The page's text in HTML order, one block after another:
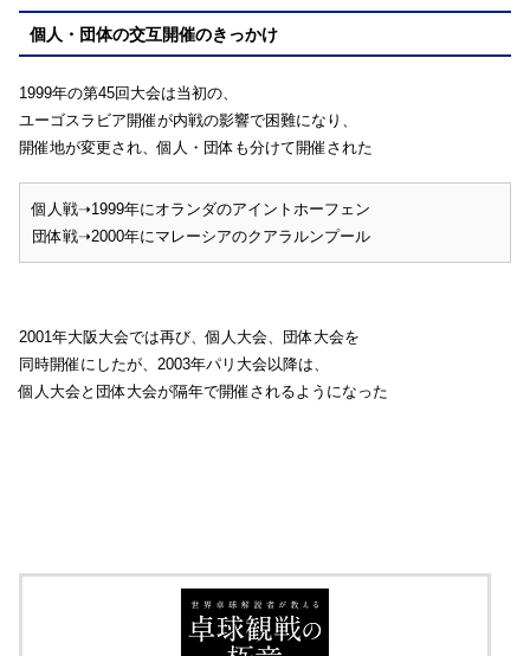
個人・団体の交互開催のきっかけ
1999年の第45回大会は当初の、
ユーゴスラビア開催が内戦の影響で困難になり、
開催地が変更され、個人・団体も分けて開催された
個人戦➝1999年にオランダのアイントホーフェン
団体戦➝2000年にマレーシアのクアラルンプール
2001年大阪大会では再び、個人大会、団体大会を
同時開催にしたが、2003年パリ大会以降は、
個人大会と団体大会が隔年で開催されるようになった